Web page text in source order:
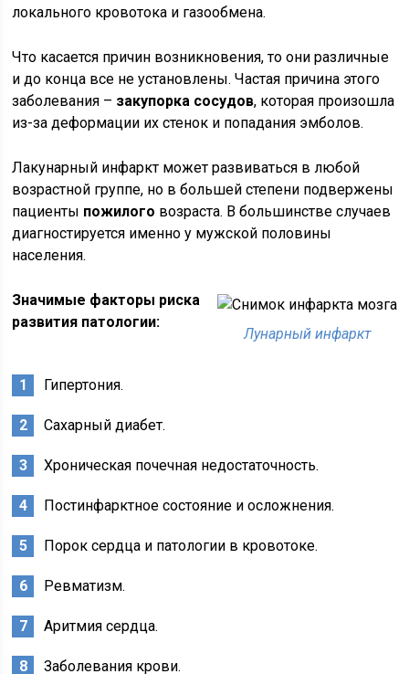
локального кровотока и газообмена.
Что касается причин возникновения, то они различные
и до конца все не установлены. Частая причина этого
заболевания – закупорка сосудов, которая произошла
из-за деформации их стенок и попадания эмболов.
Лакунарный инфаркт может развиваться в любой
возрастной группе, но в большей степени подвержены
пациенты пожилого возраста. В большинстве случаев
диагностируется именно у мужской половины
населения.
Лунарный инфаркт
Значимые факторы риска
развития патологии:
Гипертония.
Сахарный диабет.
Хроническая почечная недостаточность.
Постинфарктное состояние и осложнения.
Порок сердца и патологии в кровотоке.
Ревматизм.
Аритмия сердца.
Заболевания крови.